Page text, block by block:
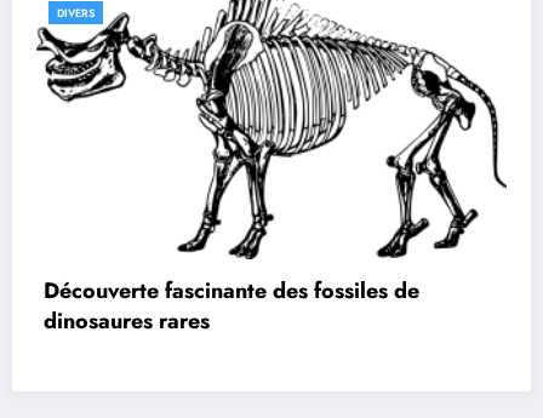
DIVERS
Découverte fascinante des fossiles de
dinosaures rares